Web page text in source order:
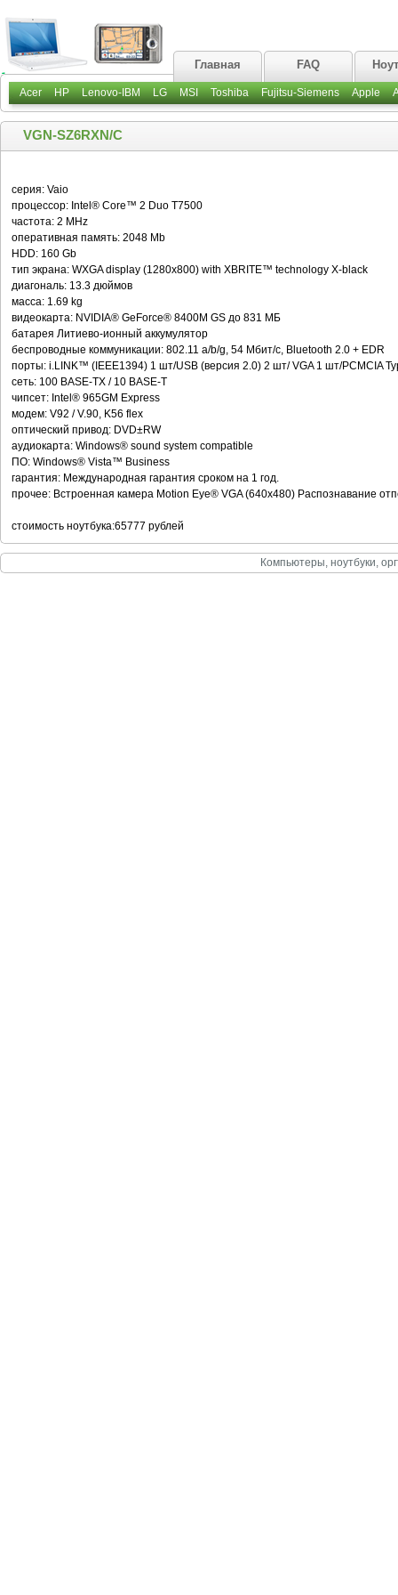
Главная FAQ
Acer HP Lenovo-IBM LG MSI Toshiba Fujitsu-Siemens Apple
VGN-SZ6RXN/C
серия: Vaio
процессор: Intel® Core™ 2 Duo T7500
частота: 2 MHz
оперативная память: 2048 Mb
HDD: 160 Gb
тип экрана: WXGA display (1280x800) with XBRITE™ technology X-black
диагональ: 13.3 дюймов
масса: 1.69 kg
видеокарта: NVIDIA® GeForce® 8400M GS до 831 МБ
батарея Литиево-ионный аккумулятор
беспроводные коммуникации: 802.11 a/b/g, 54 Мбит/с, Bluetooth 2.0 + EDR
порты: i.LINK™ (IEEE1394) 1 шт/USB (версия 2.0) 2 шт/ VGA 1 шт/PCMCIA
сеть: 100 BASE-TX / 10 BASE-T
чипсет: Intel® 965GM Express
модем: V92 / V.90, K56 flex
оптический привод: DVD±RW
аудиокарта: Windows® sound system compatible
ПО: Windows® Vista™ Business
гарантия: Международная гарантия сроком на 1 год.
прочее: Встроенная камера Motion Eye® VGA (640x480) Распознавание
стоимость ноутбука:65777 рублей
Компьютеры, ноутбуки,